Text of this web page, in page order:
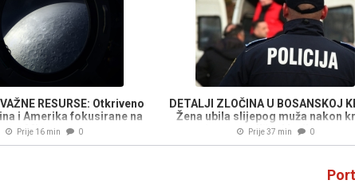
RESURSE: Otkriveno
i Amerika fokusirane na
Mjesec
Prije 16 min 0
DETALJI ZLOČINA U BOSANSKOJ
Žena ubila slijepog muža nakon
svađe u porodičnoj kući, poznato
Prije 37 min 0